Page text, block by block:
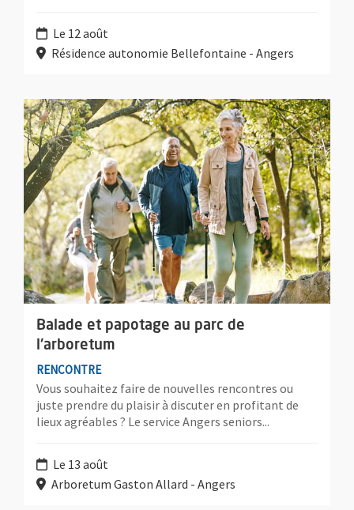
Le 12 août
Résidence autonomie Bellefontaine - Angers
Balade et papotage au parc de
l'arboretum
RENCONTRE
Vous souhaitez faire de nouvelles rencontres ou
juste prendre du plaisir à discuter en profitant de
lieux agréables ? Le service Angers seniors...
Le 13 août
Arboretum Gaston Allard - Angers
Plus d'information sur l'évènement : Balade et papotage au